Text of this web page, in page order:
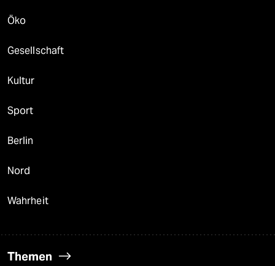
Öko
Gesellschaft
Kultur
Sport
Berlin
Nord
Wahrheit
Themen